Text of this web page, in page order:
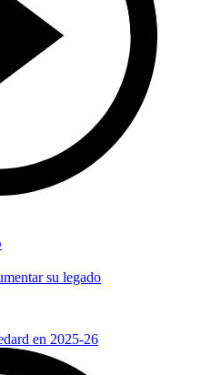
su legado